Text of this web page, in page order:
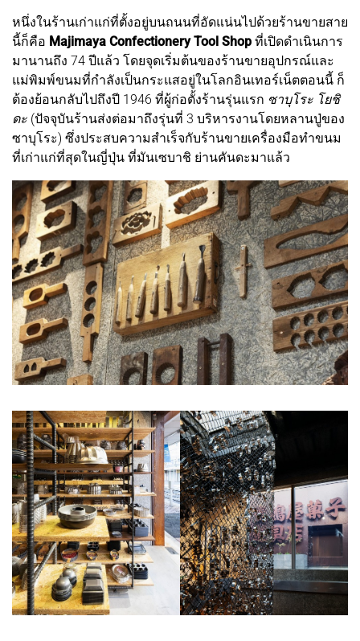
หนึ่งในร้านเก่าแก่ที่ตั้งอยู่บนถนนที่อัดแน่นไปด้วยร้านขายสาย
นี้ก็คือ Majimaya Confectionery Tool Shop ที่เปิดดำเนินการ
มานานถึง 74 ปีแล้ว โดยจุดเริ่มต้นของร้านขายอุปกรณ์และ
แม่พิมพ์ขนมที่กำลังเป็นกระแสอยู่ในโลกอินเทอร์เน็ตตอนนี้ ก็
ต้องย้อนกลับไปถึงปี 1946 ที่ผู้ก่อตั้งร้านรุ่นแรก ซาบุโระ โยชิ
ดะ (ปัจจุบันร้านส่งต่อมาถึงรุ่นที่ 3 บริหารงานโดยหลานปู่ของ
ซาบุโระ) ซึ่งประสบความสำเร็จกับร้านขายเครื่องมือทำขนม
ที่เก่าแก่ที่สุดในญี่ปุ่น ที่มันเซบาชิ ย่านคันดะมาแล้ว